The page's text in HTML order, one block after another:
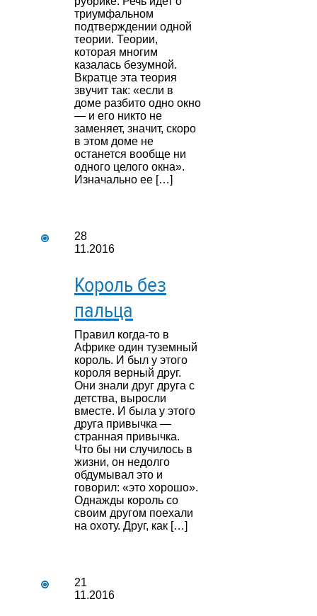
триумфальном
подтверждении одной
теории. Теории,
которая многим
казалась безумной.
Вкратце эта теория
звучит так: «если в
доме разбито одно окно
— и его никто не
заменяет, значит, скоро
в этом доме не
останется вообще ни
одного целого окна».
Изначально ее […]
28
11.2016
Король без
пальца
Правил когда-то в
Африке один туземный
король. И был у этого
короля верный друг.
Они знали друг друга с
детства, выросли
вместе. И была у этого
друга привычка —
странная привычка.
Что бы ни случилось в
жизни, он недолго
обдумывал это и
говорил: «это хорошо».
Однажды король со
своим другом поехали
на охоту. Друг, как […]
21
11.2016